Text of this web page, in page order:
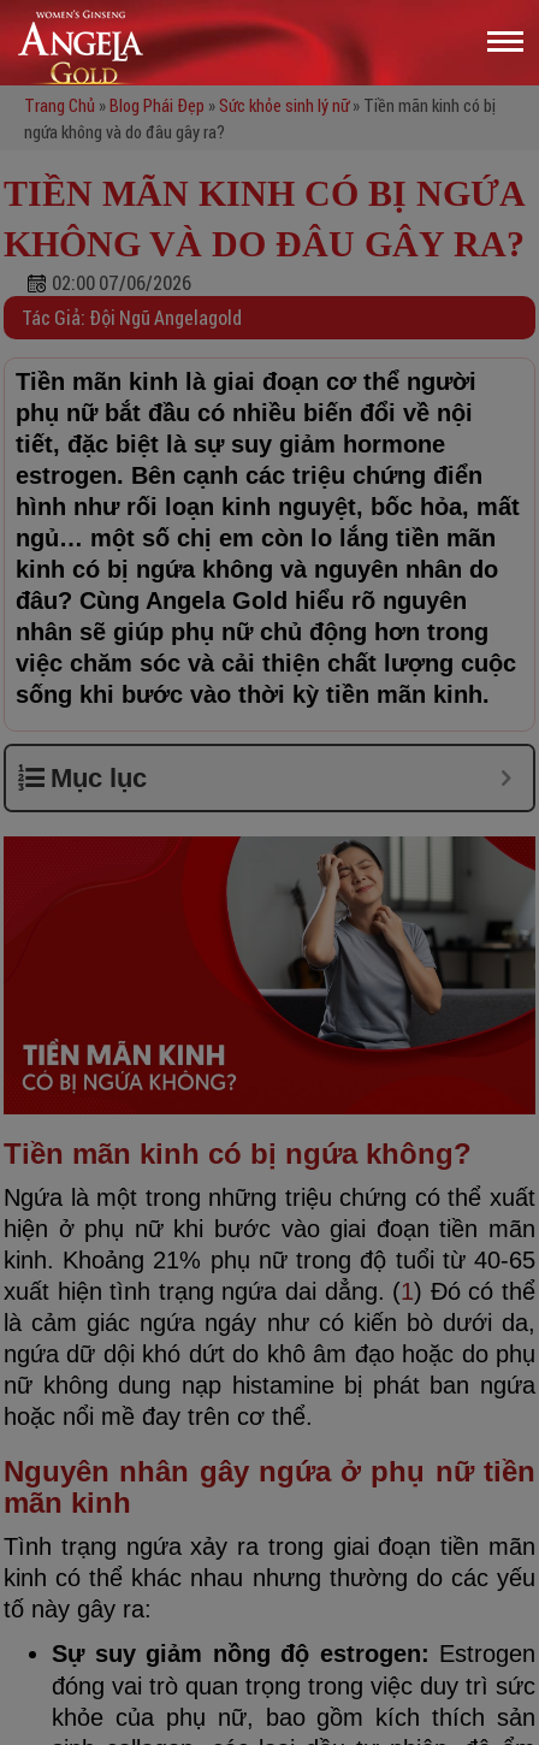
Trang Chủ »Blog Phái Đẹp » Sức khỏe sinh lý nữ» Tiền mãn kinh có bị
ngứa không và do đâu gây ra?
TIỀN MÃN KINH CÓ BỊ NGỨA
KHÔNG VÀ DO ĐÂU GÂY RA?
02:00 07/06/2026
Tác Giả: Đội Ngũ Angelagold
Tiền mãn kinh là giai đoạn cơ thể người
phụ nữ bắt đầu có nhiều biến đổi về nội
tiết, đặc biệt là sự suy giảm hormone
estrogen. Bên cạnh các triệu chứng điển
hình như rối loạn kinh nguyệt, bốc hỏa, mất
ngủ… một số chị em còn lo lắng tiền mãn
kinh có bị ngứa không và nguyên nhân do
đâu? Cùng Angela Gold
hiểu rõ nguyên
nhân sẽ giúp phụ nữ chủ động hơn trong
việc chăm sóc và cải thiện chất lượng cuộc
sống khi bước vào thời kỳ tiền mãn kinh.
Mục lục
Tiền mãn kinh có bị ngứa không?
Ngứa là một trong những triệu chứng có thể xuất
hiện ở phụ nữ khi bước vào giai đoạn tiền mãn
kinh. Khoảng 21% phụ nữ trong độ tuổi từ 40-65
xuất hiện tình trạng ngứa dai dẳng. (1) Đó có thể
là cảm giác ngứa ngáy như có kiến ​​bò dưới da,
ngứa dữ dội khó dứt do khô âm đạo hoặc do phụ
nữ không dung nạp histamine bị phát ban ngứa
hoặc nổi mề đay trên cơ thể.
Nguyên nhân gây ngứa ở phụ nữ tiền
mãn kinh
Tình trạng ngứa xảy ra trong giai đoạn tiền mãn
kinh có thể khác nhau nhưng thường do các yếu
tố này gây ra:
Sự suy giảm nồng độ estrogen: Estrogen
đóng vai trò quan trọng trong việc duy trì sức
khỏe của phụ nữ, bao gồm kích thích sản